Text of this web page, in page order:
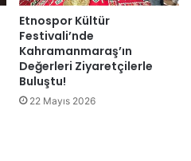
Etnospor Kültür
Festivali’nde
Kahramanmaraş’ın
Değerleri Ziyaretçilerle
Buluştu!
22 Mayıs 2026